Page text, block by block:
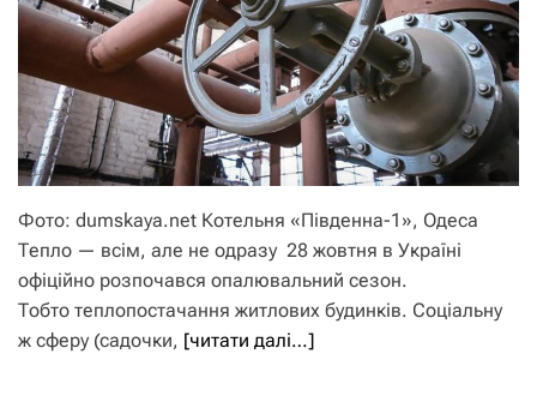
Фото: dumskaya.net Котельня «Південна-1», Одеса
Тепло — всім, але не одразу 28 жовтня в Україні
офіційно розпочався опалювальний сезон.
Тобто теплопостачання житлових будинків. Соціальну
ж сферу (садочки, [читати далі…]